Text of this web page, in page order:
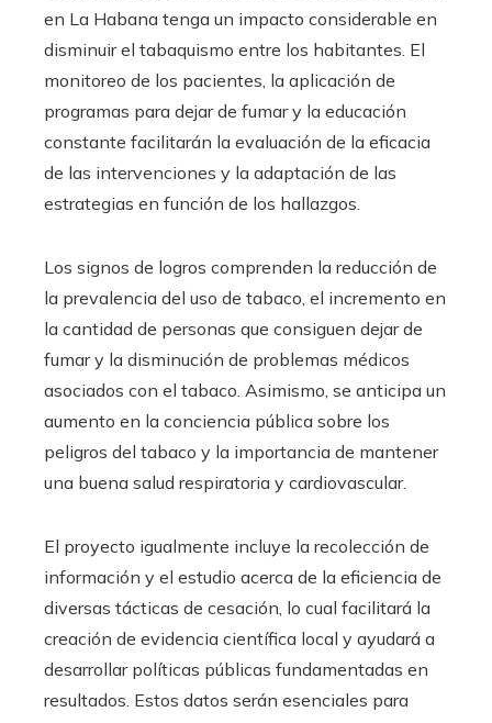
en La Habana tenga un impacto considerable en
disminuir el tabaquismo entre los habitantes. El
monitoreo de los pacientes, la aplicación de
programas para dejar de fumar y la educación
constante facilitarán la evaluación de la eficacia
de las intervenciones y la adaptación de las
estrategias en función de los hallazgos.
Los signos de logros comprenden la reducción de
la prevalencia del uso de tabaco, el incremento en
la cantidad de personas que consiguen dejar de
fumar y la disminución de problemas médicos
asociados con el tabaco. Asimismo, se anticipa un
aumento en la conciencia pública sobre los
peligros del tabaco y la importancia de mantener
una buena salud respiratoria y cardiovascular.
El proyecto igualmente incluye la recolección de
información y el estudio acerca de la eficiencia de
diversas tácticas de cesación, lo cual facilitará la
creación de evidencia científica local y ayudará a
desarrollar políticas públicas fundamentadas en
resultados. Estos datos serán esenciales para